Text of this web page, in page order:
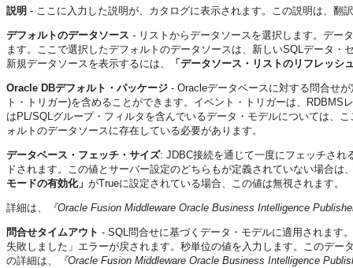
説明 - ここに入力した説明が、カタログに表示されます。この説明は、翻
デフォルトのデータソース - リストからデータソースを選択します。デー
ます。ここで選択したデフォルトのデータソースは、新しいSQLデータ
新規データソースを表示するには、
「データソース・リストのリフレッシ
Oracle DBデフォルト・パッケージ - Oracleデータベースに対する問合せ
ト・トリガー)を含めることができます。イベント・トリガーは、
はPL/SQLグループ・フィルタを含んでいるデータ・モデルについては、
ォルトのデータソースに存在している必要があります。
データベース・フェッチ・サイズ: JDBC接続を通じて一度にフェッチされ
ドされます。この値とサーバー設定のどちらもが定義されていない場合
モードの有効化」 がTrueに設定されている場合、この値は無視されます。
詳細は、 『Oracle Fusion Middleware Oracle Business Intelligence
問合せタイムアウト - SQL問合せに基づくデータ・モデルに適用されます
失敗しました」エラーが戻されます。秒単位の値を入力します。このデ
の詳細は、
『Oracle Fusion Middleware Oracle Business Intelligence